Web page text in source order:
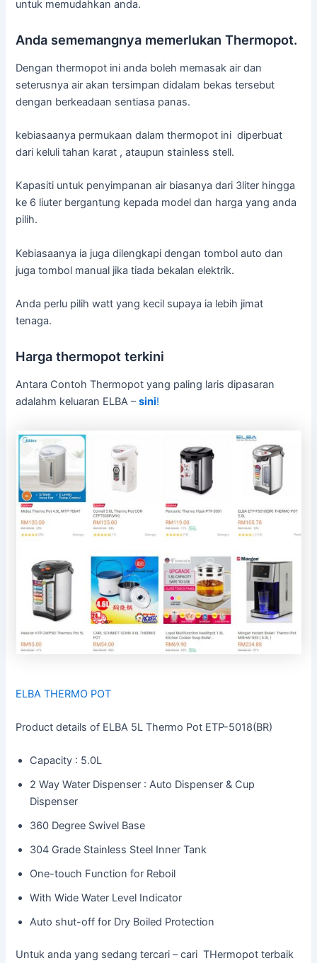
untuk memudahkan anda.
Anda sememangnya memerlukan Thermopot.
Dengan thermopot ini anda boleh memasak air dan
seterusnya air akan tersimpan didalam bekas tersebut
dengan berkeadaan sentiasa panas.
kebiasaanya permukaan dalam thermopot ini diperbuat
dari keluli tahan karat , ataupun stainless stell.
Kapasiti untuk penyimpanan air biasanya dari 3liter hingga
ke 6 liuter bergantung kepada model dan harga yang anda
pilih.
Kebiasaanya ia juga dilengkapi dengan tombol auto dan
juga tombol manual jika tiada bekalan elektrik.
Anda perlu pilih watt yang kecil supaya ia lebih jimat
tenaga.
Harga thermopot terkini
Antara Contoh Thermopot yang paling laris dipasaran
adalahm keluaran ELBA –sini!
ELBA THERMO POT
Product details of ELBA 5L Thermo Pot ETP-5018(BR)
Capacity : 5.0L
2 Way Water Dispenser : Auto Dispenser & Cup
Dispenser
360 Degree Swivel Base
304 Grade Stainless Steel Inner Tank
One-touch Function for Reboil
With Wide Water Level Indicator
Auto shut-off for Dry Boiled Protection
Untuk anda yang sedang tercari – cari THermopot terbaik